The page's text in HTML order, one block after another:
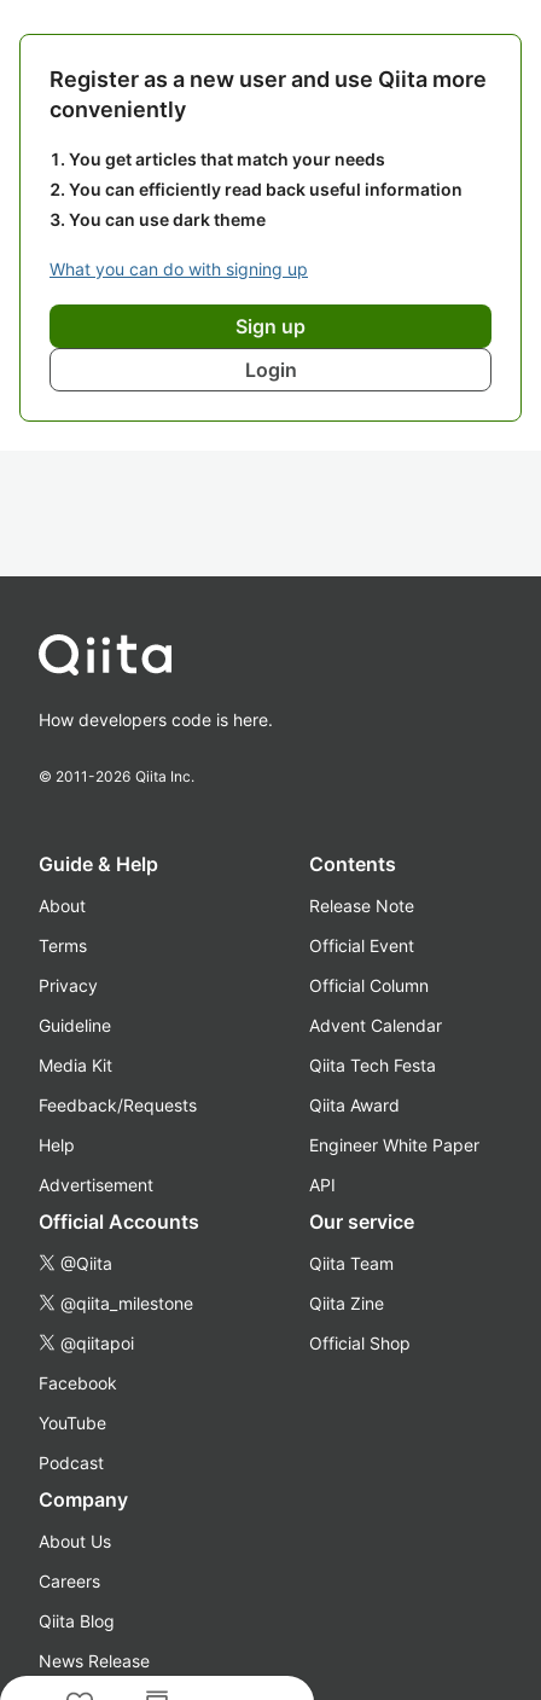
Register as a new user and use Qiita more
conveniently
You get articles that match your needs
You can efficiently read back useful information
You can use dark theme
What you can do with signing up
Sign up
Login
How developers code is here.
© 2011-2026 Qiita Inc.
Guide & Help
About
Terms
Privacy
Guideline
Media Kit
Feedback/Requests
Help
Advertisement
Contents
Release Note
Official Event
Official Column
Advent Calendar
Qiita Tech Festa
Qiita Award
Engineer White Paper
API
Official Accounts
@Qiita
@qiita_milestone
@qiitapoi
Facebook
YouTube
Podcast
Our service
Qiita Team
Qiita Zine
Official Shop
Company
About Us
Careers
Qiita Blog
News Release